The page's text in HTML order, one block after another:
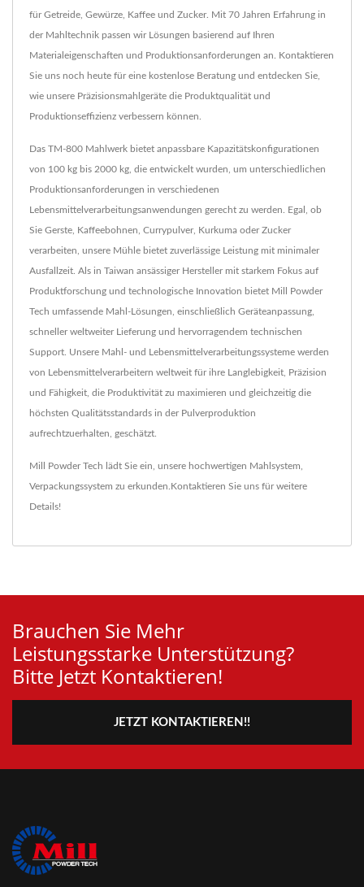
für Getreide, Gewürze, Kaffee und Zucker. Mit 70 Jahren Erfahrung in
der Mahltechnik passen wir Lösungen basierend auf Ihren
Materialeigenschaften und Produktionsanforderungen an. Kontaktieren
Sie uns noch heute für eine kostenlose Beratung und entdecken Sie,
wie unsere Präzisionsmahlgeräte die Produktqualität und
Produktionseffizienz verbessern können.
Das TM-800 Mahlwerk bietet anpassbare Kapazitätskonfigurationen
von 100 kg bis 2000 kg, die entwickelt wurden, um unterschiedlichen
Produktionsanforderungen in verschiedenen
Lebensmittelverarbeitungsanwendungen gerecht zu werden. Egal, ob
Sie Gerste, Kaffeebohnen, Currypulver, Kurkuma oder Zucker
verarbeiten, unsere Mühle bietet zuverlässige Leistung mit minimaler
Ausfallzeit. Als in Taiwan ansässiger Hersteller mit starkem Fokus auf
Produktforschung und technologische Innovation bietet Mill Powder
Tech umfassende Mahl-Lösungen, einschließlich Geräteanpassung,
schneller weltweiter Lieferung und hervorragendem technischen
Support. Unsere Mahl- und Lebensmittelverarbeitungssysteme werden
von Lebensmittelverarbeitern weltweit für ihre Langlebigkeit, Präzision
und Fähigkeit, die Produktivität zu maximieren und gleichzeitig die
höchsten Qualitätsstandards in der Pulverproduktion
aufrechtzuerhalten, geschätzt.
Mill Powder Tech lädt Sie ein, unsere hochwertigen Mahlsystem
Verpackungssystem zu erkunden. Kontaktieren Sie uns für weitere
Details!
Brauchen Sie Mehr
Leistungsstarke Unterstützung?
Bitte Jetzt Kontaktieren!
JETZT KONTAKTIEREN!!